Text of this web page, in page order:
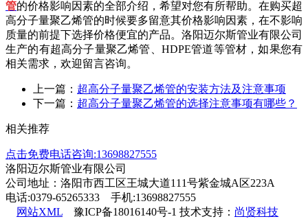
管的价格影响因素的全部介绍，希望对您有所帮助。在购买超
高分子量聚乙烯管的时候要多留意其价格影响因素，在不影响
质量的前提下选择价格便宜的产品。洛阳迈尔斯管业有限公司
生产的有超高分子量聚乙烯管、 HDPE管道等管材，如果您有
相关需求，欢迎留言咨询。
上一篇： 超高分子量聚乙烯管的安装方法及注意事项
下一篇： 超高分子量聚乙烯管的选择注意事项有哪些？
相关推荐
点击免费电话咨询:13698827555
洛阳迈尔斯管业有限公司
公司地址：洛阳市西工区王城大道111号紫金城A区223A
电话:0379-65265333 手机:13698827555
网站XML 豫ICP备18016140号-1 技术支持： 尚贤科技